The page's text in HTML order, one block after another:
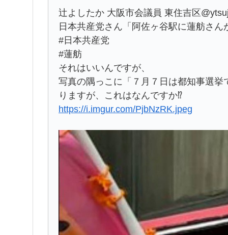
辻よしたか 大阪市会議員 東住吉区
日本共産党さん「阿佐ヶ谷駅に蓮舫さん
#日本共産党
#蓮舫
それはいいんですが、
写真の隅っこに「７月７日は都知事選
りますが、これはなんですか⁉
https://i.imgur.com/PjbNzRK.jpeg